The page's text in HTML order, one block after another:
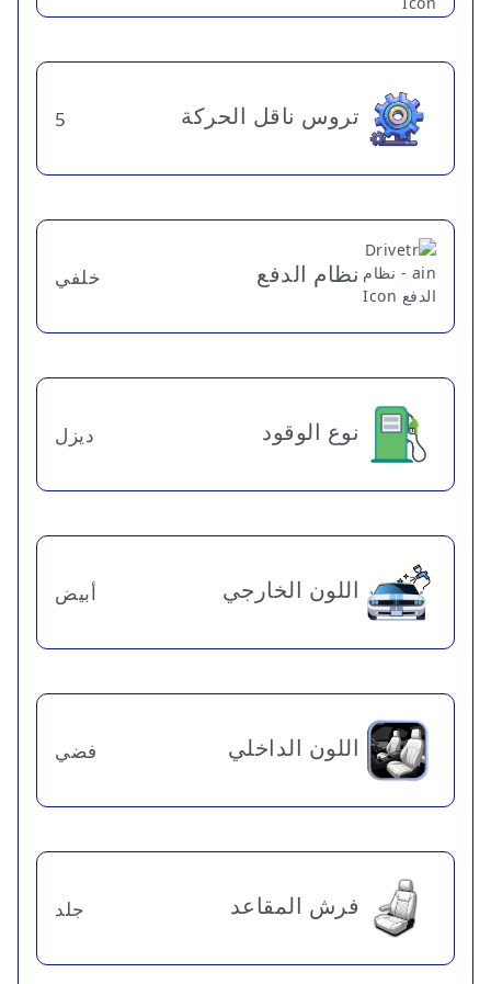
تروس ناقل الحركة 5
نظام الدفع خلفي
نوع الوقود ديزل
اللون الخارجي أبيض
اللون الداخلي فضي
فرش المقاعد جلد